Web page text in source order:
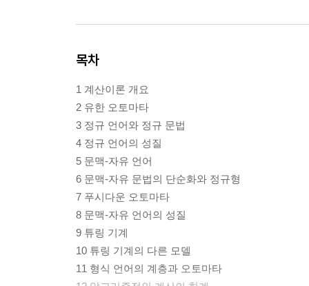
목차
1 계산이론 개요
2 유한 오토마타
3 정규 언어와 정규 문법
4 정규 언어의 성질
5 문맥-자유 언어
6 문맥-자유 문법의 단순화와 정규형
7 푸시다운 오토마타
8 문맥-자유 언어의 성질
9 튜링 기계
10 튜링 기계의 다른 모델
11 형식 언어의 계층과 오토마타